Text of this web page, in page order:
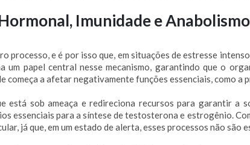
Imunidade e Anabolismo
processo, e é por isso que, em situações de estresse
um papel central nesse mecanismo, garantindo que o
a afetar negativamente funções essenciais, como a
está sob ameaça e redireciona recursos para garantir a
essenciais para a síntese de testosterona e estrogênio.
já que, em um estado de alerta, esses processos não são